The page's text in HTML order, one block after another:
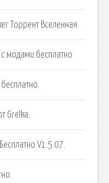
Торрент Вселенная.
с модами бесплатно
Grelka.
V1.5.07.